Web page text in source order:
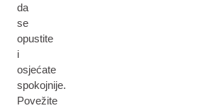
da
se
opustite
i
osjećate
spokojnije.
Povežite